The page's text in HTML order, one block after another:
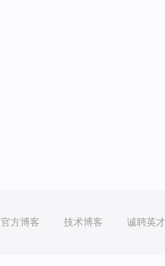
官方博客 技术博客 诚聘英才